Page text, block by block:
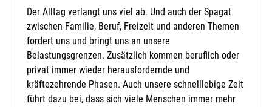
Der Alltag verlangt uns viel ab. Und auch der Spagat
zwischen Familie, Beruf, Freizeit und anderen Themen
fordert uns und bringt uns an unsere
Belastungsgrenzen. Zusätzlich kommen beruflich oder
privat immer wieder herausfordernde und
kräftezehrende Phasen. Auch unsere schnelllebige Zeit
führt dazu bei, dass sich viele Menschen immer mehr